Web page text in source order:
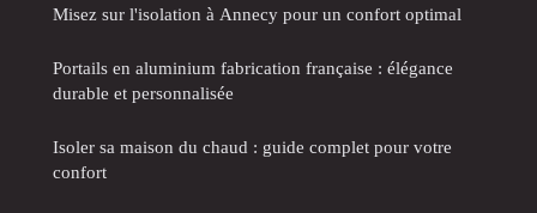
Misez sur l'isolation à Annecy pour un confort optimal
Portails en aluminium fabrication française : élégance
durable et personnalisée
Isoler sa maison du chaud : guide complet pour votre
confort